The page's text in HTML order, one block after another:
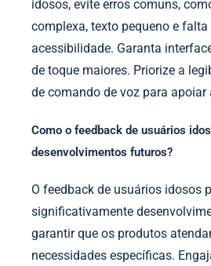
idosos, evite erros comuns,
complexa, texto pequeno e falta
acessibilidade. Garanta
de toque maiores. Priorize a
de comando de voz para
Como o feedback de usuários
desenvolvimentos futuros?
O feedback de usuários idosos
significativamente
garantir que os produtos
necessidades específicas.